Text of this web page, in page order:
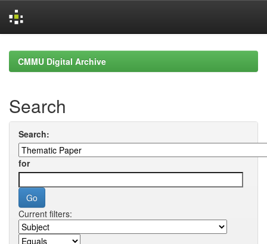
navigationCMMU Digital Archive
Search
Search:
for
Current filters: